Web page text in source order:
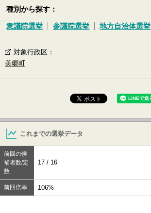
種別から探す：
衆議院選挙 参議院選挙 地方自治体選挙
対象行政区 ：
美郷町
これまでの選挙データ
前回の候
補者数/定
数
17 / 16
前回倍率 106%